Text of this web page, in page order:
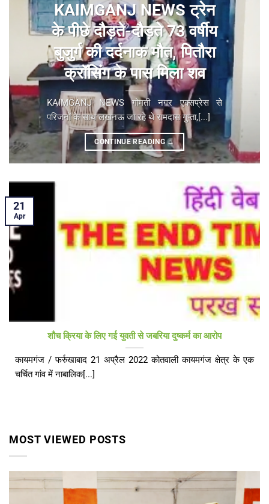
KAIMGANJ NEWS ट्रेन
के पीछे दौड़ते-दौड़ते 73 वर्षीय
बुजुर्ग की दर्दनाक मौत, पितौरा
क्रॉसिंग के पास मिला शव
KAIMGANJ NEWS गोमती नगर एक्सप्रेस से
परिजनों के साथ लखनऊ जा रहे थे रामदास गुप्ता,[...]
CONTINUE READING→
शौच क्रिया के लिए गई युवती से जबरिया दुष्कर्म का आरोप
कायमगंज / फर्रुखाबाद 21 अप्रैल 2022 कोतवाली कायमगंज क्षेत्र के एक
चर्चित गांव में नाबालिक[...]
21
Apr
MOST VIEWED POSTS